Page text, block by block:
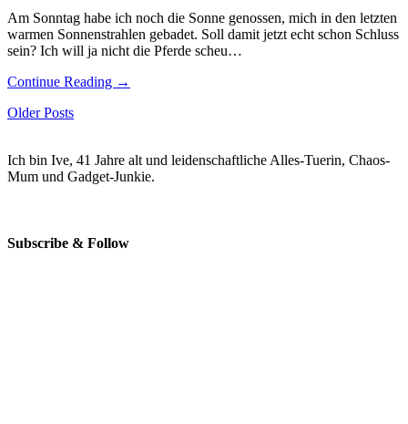
Am Sonntag habe ich noch die Sonne genossen, mich in den letzten
warmen Sonnenstrahlen gebadet. Soll damit jetzt echt schon Schluss
sein? Ich will ja nicht die Pferde scheu…
Continue Reading →
Older Posts
Ich bin Ive, 41 Jahre alt und leidenschaftliche Alles-Tuerin, Chaos-
Mum und Gadget-Junkie.
Subscribe & Follow